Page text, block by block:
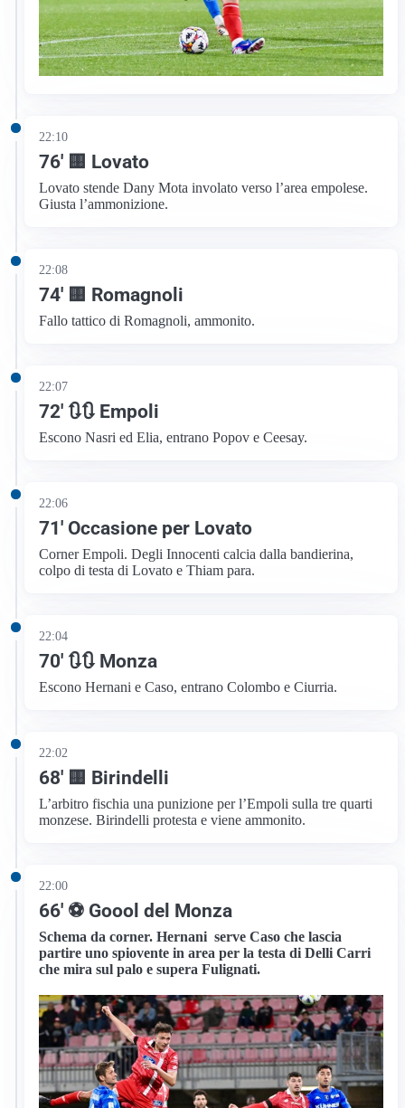
22:10
76′ 🟨 Lovato
Lovato stende Dany Mota involato verso l’area empolese.
Giusta l’ammonizione.
22:08
74′ 🟨 Romagnoli
Fallo tattico di Romagnoli, ammonito.
22:07
72′ 🔃🔃 Empoli
Escono Nasri ed Elia, entrano Popov e Ceesay.
22:06
71′ Occasione per Lovato
Corner Empoli. Degli Innocenti calcia dalla bandierina,
colpo di testa di Lovato e Thiam para.
22:04
70′ 🔃🔃 Monza
Escono Hernani e Caso, entrano Colombo e Ciurria.
22:02
68′ 🟨 Birindelli
L’arbitro fischia una punizione per l’Empoli sulla tre quarti
monzese. Birindelli protesta e viene ammonito.
22:00
66′ ⚽ Goool del Monza
Schema da corner. Hernani serve Caso che lascia
partire uno spiovente in area per la testa di Delli Carri
che mira sul palo e supera Fulignati.